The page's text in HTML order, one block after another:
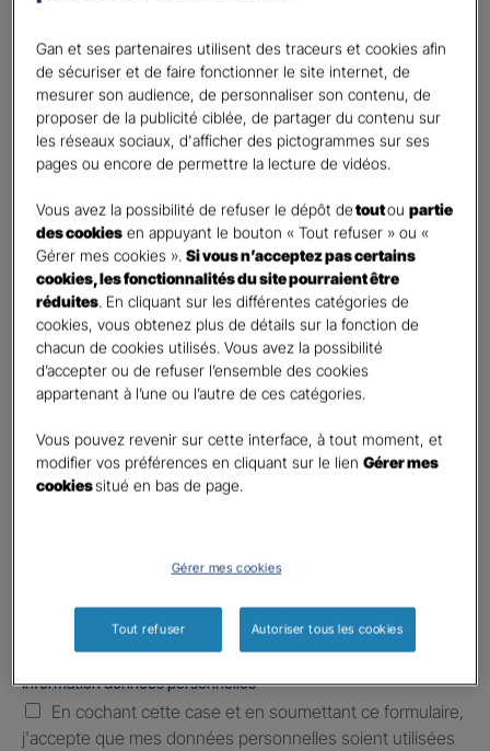
Vos informations :
Etes-vous déjà client Gan assurances ?*
Oui
Non
Civilité *
Madame
Monsieur
Contact*
First Last
Téléphone*
United
States
+1
E-mail*
Informations complémentaires (facultatif)
Information données personnelles*
En cochant cette case et en soumettant ce formulaire,
j'accepte que mes données personnelles soient utilisées
Gan et ses partenaires utilisent des traceurs et cookies afin
de sécuriser et de faire fonctionner le site internet, de
mesurer son audience, de personnaliser son contenu, de
proposer de la publicité ciblée, de partager du contenu sur
les réseaux sociaux, d'afficher des pictogrammes sur ses
pages ou encore de permettre la lecture de vidéos.
Vous avez la possibilité de refuser le dépôt detoutoupartie
des cookies en appuyant le bouton « Tout refuser » ou «
Gérer mes cookies ».Si vous n’acceptez pas certains
cookies, les fonctionnalités du site pourraient être
réduites. En cliquant sur les différentes catégories de
cookies, vous obtenez plus de détails sur la fonction de
chacun de cookies utilisés. Vous avez la possibilité
d’accepter ou de refuser l’ensemble des cookies
appartenant à l’une ou l’autre de ces catégories.
Vous pouvez revenir sur cette interface, à tout moment, et
modifier vos préférences en cliquant sur le lienGérer mes
cookiessitué en bas de page.
Gérer mes cookies
Tout refuser Autoriser tous les cookies